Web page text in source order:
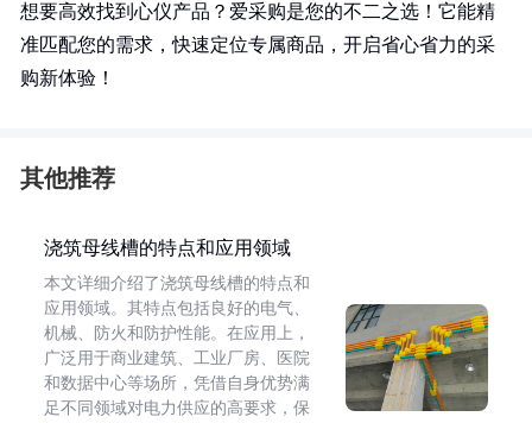
想要高效找到心仪产品？爱采购是您的不二之选！它能精
准匹配您的需求，快速定位专属商品，开启省心省力的采
购新体验！
其他推荐
浇筑母线槽的特点和应用领域
本文详细介绍了浇筑母线槽的特点和
应用领域。其特点包括良好的电气、
机械、防火和防护性能。在应用上，
广泛用于商业建筑、工业厂房、医院
和数据中心等场所，凭借自身优势满
足不同领域对电力供应的高要求，保